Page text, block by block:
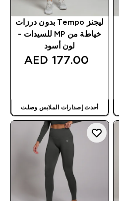
ليجنز Tempo بدون درزات
خياطة من MP للسيدات -
لون أسود
177.00 AED‎
أحدث إصدارات الملابس وصلت